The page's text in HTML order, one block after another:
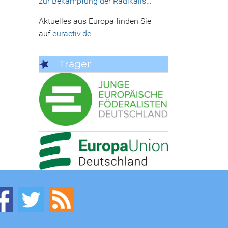
Aktuelles aus Europa finden Sie
aufeuractiv.de
Träger